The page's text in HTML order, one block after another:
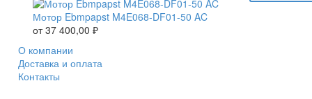
Мотор Ebmpapst M4E068-DF01-50 AC
от37 400,00 ₽
О компании
Доставка и оплата
Контакты